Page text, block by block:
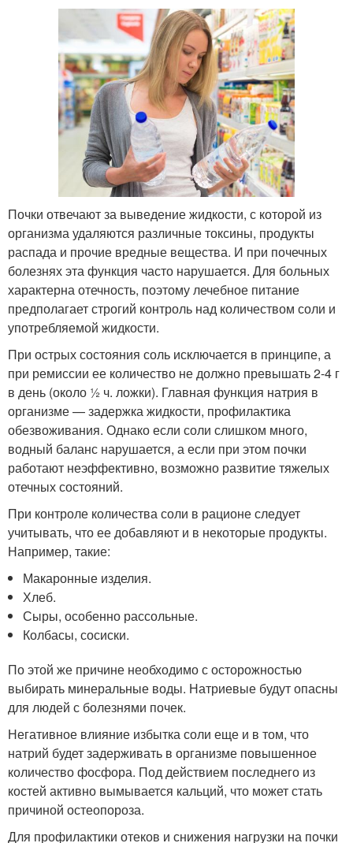
Почки отвечают за выведение жидкости, с которой из
организма удаляются различные токсины, продукты
распада и прочие вредные вещества. И при почечных
болезнях эта функция часто нарушается. Для больных
характерна отечность, поэтому лечебное питание
предполагает строгий контроль над количеством соли и
употребляемой жидкости.
При острых состояния соль исключается в принципе, а
при ремиссии ее количество не должно превышать 2-4 г
в день (около ½ ч. ложки). Главная функция натрия в
организме — задержка жидкости, профилактика
обезвоживания. Однако если соли слишком много,
водный баланс нарушается, а если при этом почки
работают неэффективно, возможно развитие тяжелых
отечных состояний.
При контроле количества соли в рационе следует
учитывать, что ее добавляют и в некоторые продукты.
Например, такие:
Макаронные изделия.
Хлеб.
Сыры, особенно рассольные.
Колбасы, сосиски.
По этой же причине необходимо с осторожностью
выбирать минеральные воды. Натриевые будут опасны
для людей с болезнями почек.
Негативное влияние избытка соли еще и в том, что
натрий будет задерживать в организме повышенное
количество фосфора. Под действием последнего из
костей активно вымывается кальций, что может стать
причиной остеопороза.
Для профилактики отеков и снижения нагрузки на почки